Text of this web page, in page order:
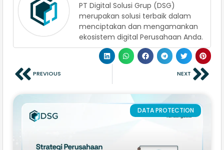
PT Digital Solusi Grup (DSG)
merupakan solusi terbaik dalam
menciptakan dan mengamankan
ekosistem digital Perusahaan Anda.
PREVIOUS NEXT
DATA PROTECTION